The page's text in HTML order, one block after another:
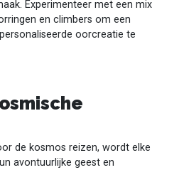
Experimenteer met een mix
en climbers om een
oorcreatie te
de kosmos reizen, wordt elke
avontuurlijke geest en